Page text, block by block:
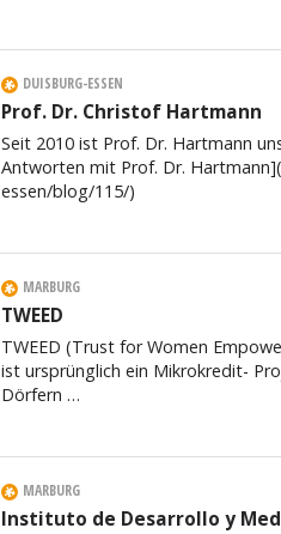
DUISBURG-ESSEN
Prof. Dr. Christof Hartmann
Seit 2010 ist Prof. Dr. Hartmann
Antworten mit Prof. Dr.
essen/blog/115/)
MARBURG
TWEED
TWEED (Trust for Women
ist ursprünglich ein Mikrokredit-
Dörfern …
MARBURG
Instituto de Desarrollo y